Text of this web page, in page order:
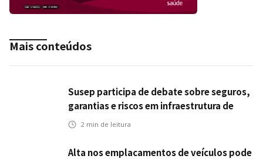
Mais conteúdos
Susep participa de debate sobre seguros,
garantias e riscos em infraestrutura de
transportes
2 min de leitura
Alta nos emplacamentos de veículos pode